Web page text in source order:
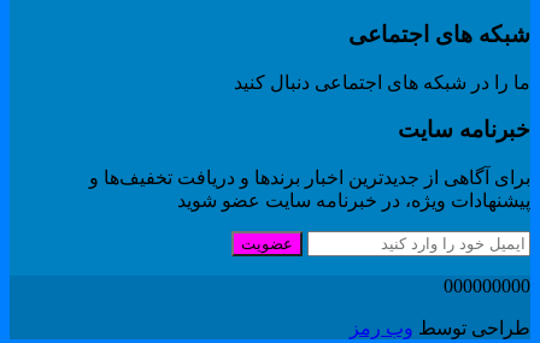
های اجتماعی
را در شبکه های اجتماعی دنبال کنید
سایت
آگاهی از جدیدترین اخبار برندها و دریافت تخفیف‌ها و
ویژه، در خبرنامه سایت عضو شوید
عضویت
توسطوب رمز